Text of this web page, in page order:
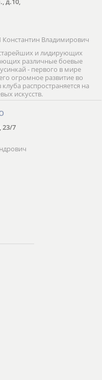
Владимирович
и лидирующих
различные боевые
- первого в мире
огромное развитие во
распространяется на
искусств.
23/7